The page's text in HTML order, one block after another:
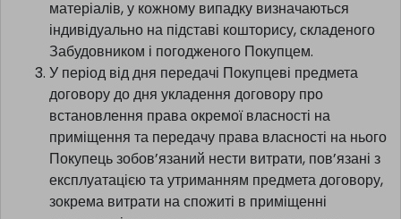
матеріалів, у кожному випадку визначаються
індивідуально на підставі кошторису, складеного
Забудовником і погодженого Покупцем.
У період від дня передачі Покупцеві предмета
договору до дня укладення договору про
встановлення права окремої власності на
приміщення та передачу права власності на нього
Покупець зобов’язаний нести витрати, пов’язані з
експлуатацією та утриманням предмета договору,
зокрема витрати на спожиті в приміщенні